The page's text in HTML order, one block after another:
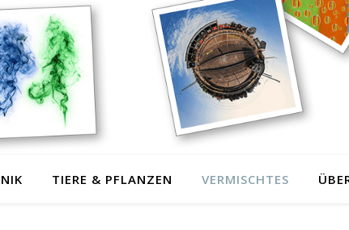
TIERE & PFLANZEN VERMISCHTES